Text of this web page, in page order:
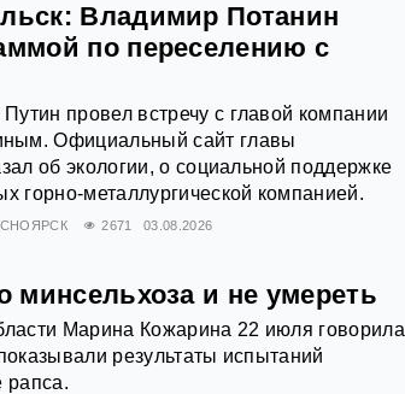
Владимир Потанин
по переселению с
провел встречу с главой компании
Официальный сайт главы
об экологии, о социальной поддержке
горно-металлургической компанией.
2671 03.08.2026
минсельхоза и не умереть
Марина Кожарина 22 июля говорила
результаты испытаний
рапса.